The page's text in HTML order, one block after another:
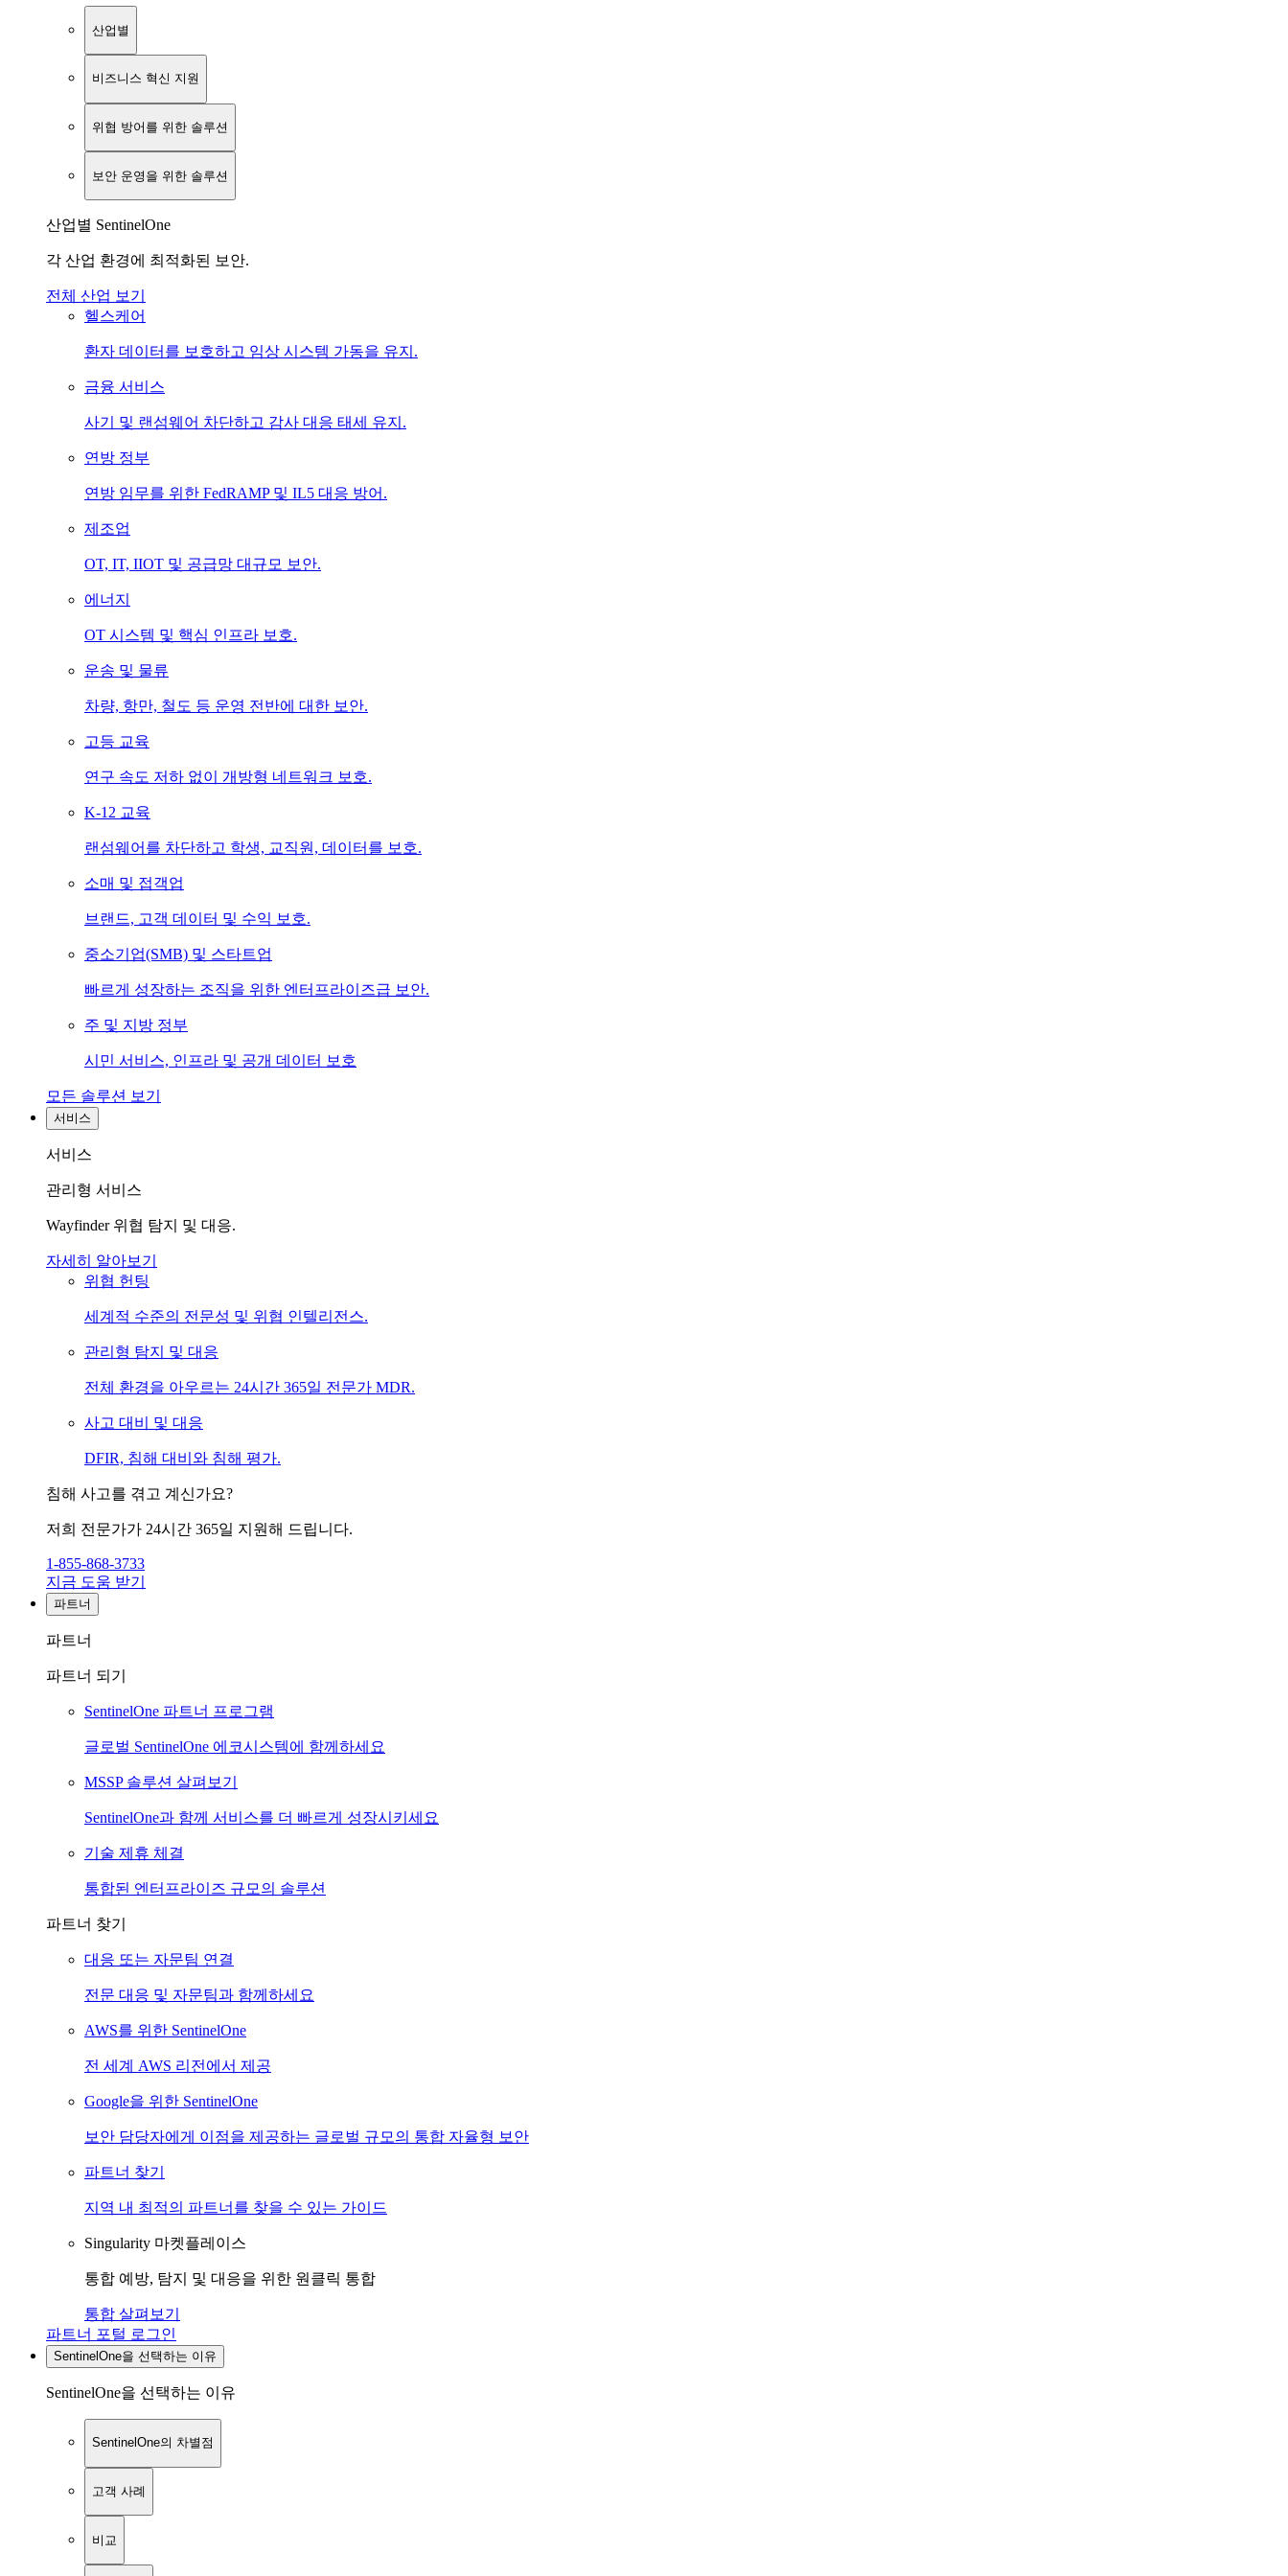
산업별
비즈니스 혁신 지원
위협 방어를 위한 솔루션
보안 운영을 위한 솔루션
산업별 SentinelOne
각 산업 환경에 최적화된 보안.
전체 산업 보기
헬스케어
환자 데이터를 보호하고 임상 시스템 가동을 유지.
금융 서비스
사기 및 랜섬웨어 차단하고 감사 대응 태세 유지.
연방 정부
연방 임무를 위한 FedRAMP 및 IL5 대응 방어.
제조업
OT, IT, IIOT 및 공급망 대규모 보안.
에너지
OT 시스템 및 핵심 인프라 보호.
운송 및 물류
차량, 항만, 철도 등 운영 전반에 대한 보안.
고등 교육
연구 속도 저하 없이 개방형 네트워크 보호.
K-12 교육
랜섬웨어를 차단하고 학생, 교직원, 데이터를 보호.
소매 및 접객업
브랜드, 고객 데이터 및 수익 보호.
중소기업(SMB) 및 스타트업
빠르게 성장하는 조직을 위한 엔터프라이즈급 보안.
주 및 지방 정부
시민 서비스, 인프라 및 공개 데이터 보호
모든 솔루션 보기
서비스
서비스
관리형 서비스
Wayfinder 위협 탐지 및 대응.
자세히 알아보기
위협 헌팅
세계적 수준의 전문성 및 위협 인텔리전스.
관리형 탐지 및 대응
전체 환경을 아우르는 24시간 365일 전문가 MDR.
사고 대비 및 대응
DFIR, 침해 대비와 침해 평가.
침해 사고를 겪고 계신가요?
저희 전문가가 24시간 365일 지원해 드립니다.
1-855-868-3733
지금 도움 받기
파트너
파트너
파트너 되기
SentinelOne 파트너 프로그램
글로벌 SentinelOne 에코시스템에 함께하세요
MSSP 솔루션 살펴보기
SentinelOne과 함께 서비스를 더 빠르게 성장시키세요
기술 제휴 체결
통합된 엔터프라이즈 규모의 솔루션
파트너 찾기
대응 또는 자문팀 연결
전문 대응 및 자문팀과 함께하세요
AWS를 위한 SentinelOne
전 세계 AWS 리전에서 제공
Google을 위한 SentinelOne
보안 담당자에게 이점을 제공하는 글로벌 규모의 통합 자율형 보안
파트너 찾기
지역 내 최적의 파트너를 찾을 수 있는 가이드
Singularity 마켓플레이스
통합 예방, 탐지 및 대응을 위한 원클릭 통합
통합 살펴보기
파트너 포털 로그인
SentinelOne을 선택하는 이유
SentinelOne을 선택하는 이유
SentinelOne의 차별점
고객 사례
비교